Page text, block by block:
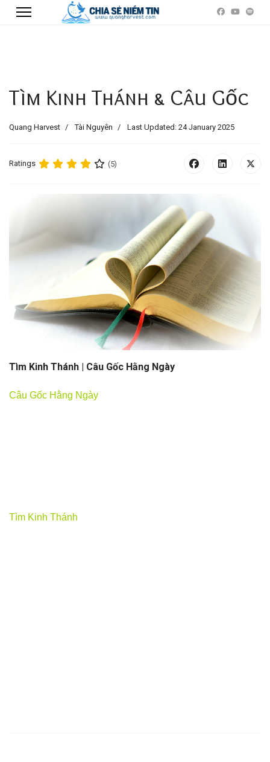
Tìm Kinh Thánh & Câu Gốc
Quang Harvest Tài Nguyên Last Updated: 24 January 2025
Ratings (5)
Tìm Kinh Thánh | Câu Gốc Hằng Ngày
Câu Gốc Hằng Ngày
Tìm Kinh Thánh